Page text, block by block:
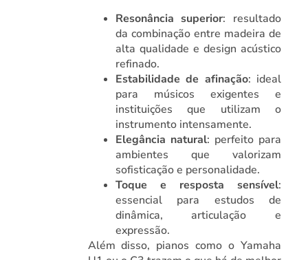
Resonância superior: resultado
da combinação entre madeira de
alta qualidade e design acústico
refinado.
Estabilidade de afinação: ideal
para músicos exigentes e
instituições que utilizam o
instrumento intensamente.
Elegância natural: perfeito para
ambientes que valorizam
sofisticação e personalidade.
Toque e resposta sensível:
essencial para estudos de
dinâmica, articulação e
expressão.
Além disso, pianos como o Yamaha